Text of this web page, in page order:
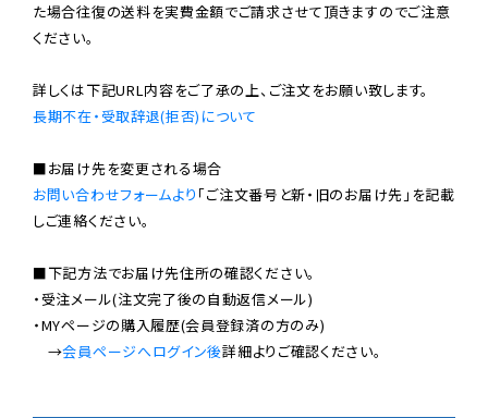
た場合往復の送料を実費金額でご請求させて頂きますのでご注意
ください。
長期不在・受取辞退(拒否)について
お問い合わせフォームより 「ご注文番号と新・旧のお届け先」を記載
しご連絡ください。
■下記方法でお届け先住所の確認ください。
・受注メール(注文完了後の自動返信メール)
・MYページの購入履歴(会員登録済の方のみ)
→会員ページへログイン後詳細よりご確認ください。